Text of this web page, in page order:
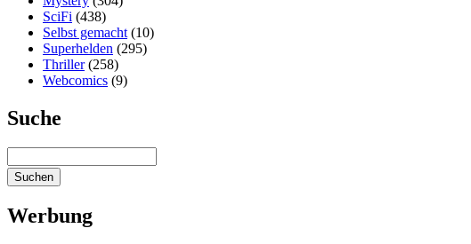
SciFi (438)
Selbst gemacht (10)
Superhelden (295)
Thriller(258)
Webcomics (9)
Suche
Werbung